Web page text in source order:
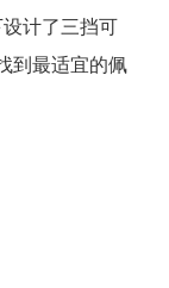
计了三挡可
到最适宜的佩